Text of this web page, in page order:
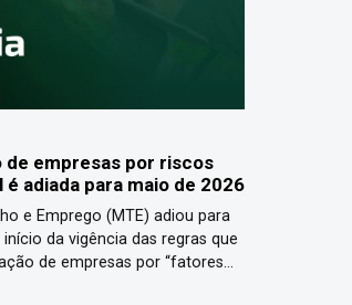
de empresas por riscos
adiada para maio de 2026
e Emprego (MTE) adiou para
da vigência das regras que
de empresas por “fatores
conforme a atualização da